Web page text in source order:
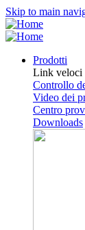
Skip to main
Prodotti
Link veloci
Controllo
Video dei
Centro
Downloads